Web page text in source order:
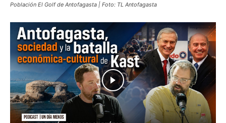
Población El Golf de Antofagasta | Foto: TL Antofagasta